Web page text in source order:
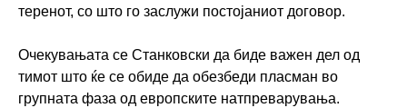
теренот, со што го заслужи постојаниот договор.
Очекувањата се Станковски да биде важен дел од
тимот што ќе се обиде да обезбеди пласман во
групната фаза од европските натпреварувања.